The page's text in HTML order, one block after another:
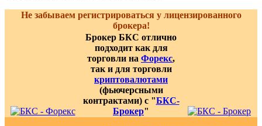
Не забываем регистрироваться у лицензированного
брокера!
Брокер БКС отлично
подходит как для
торговли на Форекс,
так и для торговли
криптовалютами
(фьючерсными
контрактами) с "БКС-
Брокер"